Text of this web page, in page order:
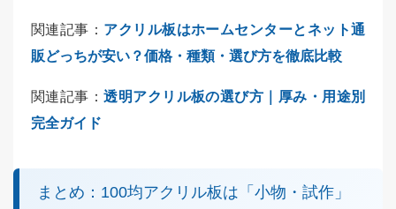
関連記事： アクリル板はホームセンターとネット通
販どっちが安い？価格・種類・選び方を徹底比較
関連記事：透明アクリル板の選び方｜厚み・用途別
完全ガイド
まとめ：100均アクリル板は「小物・試作」